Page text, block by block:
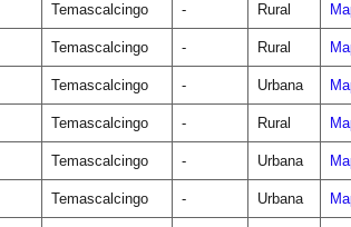
Temascalcingo - Rural
Temascalcingo - Rural
Temascalcingo - Urbana
Temascalcingo - Rural
Temascalcingo - Urbana
Temascalcingo - Urbana